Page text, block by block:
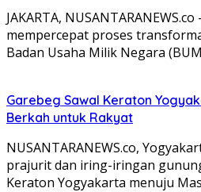
JAKARTA,
mempercepat proses
Badan Usaha Milik Negara
Garebeg Sawal Keraton
Berkah untuk Rakyat
NUSANTARANEWS.co,
prajurit dan iring-iringan
Keraton Yogyakarta menuju